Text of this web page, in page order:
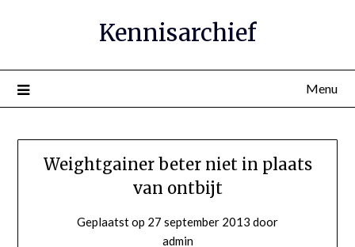
inhoud
Kennisarchief
Menu
Weightgainer beter niet in plaats
van ontbijt
Geplaatst op 27 september 2013 door
admin